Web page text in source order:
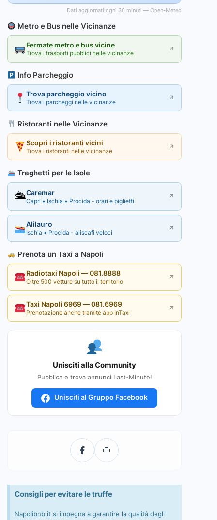
Dati aggiornati ogni 30 minuti — Open-Meteo
Metro e Bus nelle Vicinanze
Fermate metro e bus vicine
Trova i trasporti pubblici nelle vicinanze ↗
Info Parcheggio
Trova parcheggio vicino
Trova i parcheggi nelle vicinanze ↗
Ristoranti nelle Vicinanze
Scopri i ristoranti vicini
Trova i ristoranti nelle vicinanze ↗
Traghetti per le Isole
🛳Caremar
Capri • Ischia • Procida - orari e biglietti ↗
Alilauro
Ischia • Procida - aliscafi veloci ↗
Prenota un Taxi a Napoli
Radiotaxi Napoli — 081.8888
Oltre 500 vetture su tutto il territorio ↗
Taxi Napoli 6969 — 081.6969
Prenotazione anche tramite app InTaxi ↗
Unisciti alla Community
Pubblica e trova annunci Last-Minute!
Unisciti al Gruppo Facebook
Consigli per evitare le truffe
Napolibnb.it si impegna a garantire la qualità degli